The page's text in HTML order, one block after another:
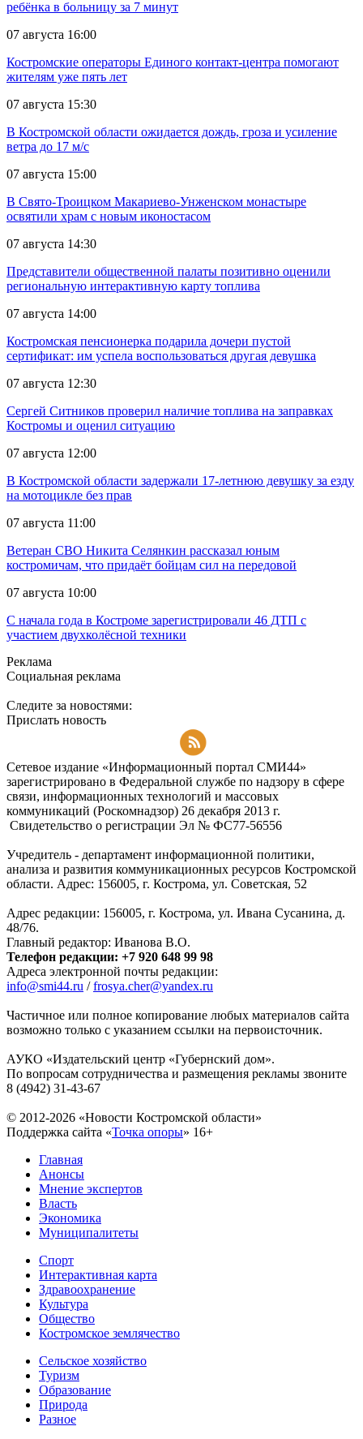
ребёнка в больницу за 7 минут
07 августа 16:00
Костромские операторы Единого контакт-центра помогают
жителям уже пять лет
07 августа 15:30
В Костромской области ожидается дождь, гроза и усиление
ветра до 17 м/с
07 августа 15:00
В Свято-Троицком Макариево-Унженском монастыре
освятили храм с новым иконостасом
07 августа 14:30
Представители общественной палаты позитивно оценили
региональную интерактивную карту топлива
07 августа 14:00
Костромская пенсионерка подарила дочери пустой
сертификат: им успела воспользоваться другая девушка
07 августа 12:30
Сергей Ситников проверил наличие топлива на заправках
Костромы и оценил ситуацию
07 августа 12:00
В Костромской области задержали 17-летнюю девушку за езду
на мотоцикле без прав
07 августа 11:00
Ветеран СВО Никита Селянкин рассказал юным
костромичам, что придаёт бойцам сил на передовой
07 августа 10:00
С начала года в Костроме зарегистрировали 46 ДТП с
участием двухколёсной техники
Реклама
Социальная реклама
Следите за новостями:
Прислать новость
Сетевое издание «Информационный портал СМИ44»
зарегистрировано в Федеральной службе по надзору в сфере
связи, информационных технологий и массовых
коммуникаций (Роскомнадзор) 26 декабря 2013 г.
Свидетельство о регистрации Эл № ФC77-56556
Учредитель - департамент информационной политики,
анализа и развития коммуникационных ресурсов Костромской
области. Адрес: 156005, г. Кострома, ул. Советская, 52
Адрес редакции: 156005, г. Кострома, ул. Ивана Сусанина, д.
48/76.
Главный редактор: Иванова В.О.
Телефон редакции: +7 920 648 99 98
Адреса электронной почты редакции:
info@smi44.ru /frosya.cher@yandex.ru
Частичное или полное копирование любых материалов сайта
возможно только с указанием ссылки на первоисточник.
АУКО «Издательский центр «Губернский дом».
По вопросам сотрудничества и размещения рекламы звоните
8 (4942) 31-43-67
© 2012-2026 «Новости Костромской области»
Поддержка сайта «Точка опоры» 16+
Главная
Анонсы
Мнение экспертов
Власть
Экономика
Муниципалитеты
Спорт
Интерактивная карта
Здравоохранение
Культура
Общество
Костромское землячество
Сельское хозяйство
Туризм
Образование
Природа
Разное